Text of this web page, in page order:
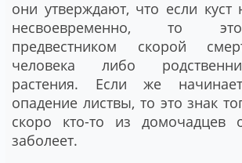
они утверждают, что если куст
несвоевременно, то
предвестником скорой
человека либо
растения. Если же
опадение листвы, то это знак
скоро кто-то из домочадцев
заболеет.